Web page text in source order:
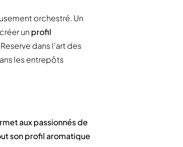
orchestré. Un
un profil
dans l’art des
les entrepôts
aux passionnés de
son profil aromatique